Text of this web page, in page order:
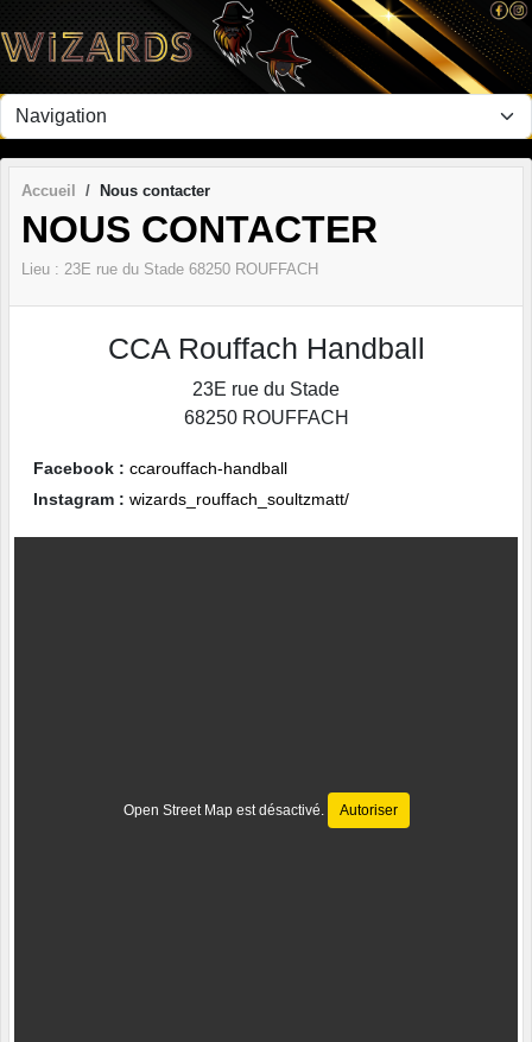
Accueil Nous contacter
NOUS CONTACTER
Lieu : 23E rue du Stade 68250 ROUFFACH
CCA Rouffach Handball
23E rue du Stade
68250 ROUFFACH
Facebook : ccarouffach-handball
Instagram : wizards_rouffach_soultzmatt/
Open Street Map est désactivé. Autoriser
Panneau de gestion des cookies